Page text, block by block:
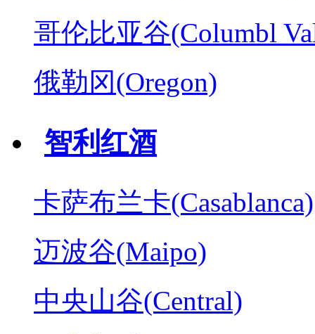
哥伦比亚谷(Columbl
俄勒冈(Oregon)
智利红酒
卡萨布兰卡(Casablanca)
迈波谷(Maipo)
中央山谷(Central)